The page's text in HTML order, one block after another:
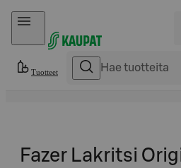
Hyppää sisältöön
Tuotteet
Fazer Lakritsi